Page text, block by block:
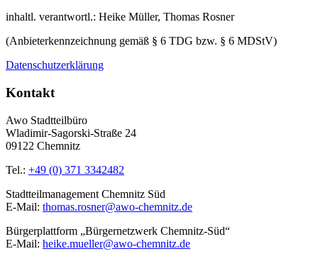
inhaltl. verantwortl.: Heike Müller, Thomas Rosner
(Anbieterkennzeichnung gemäß § 6 TDG bzw. § 6 MDStV)
Datenschutzerklärung
Kontakt
Awo Stadtteilbüro
Wladimir-Sagorski-Straße 24
09122 Chemnitz
Tel.: +49 (0) 371 3342482
Stadtteilmanagement Chemnitz Süd
E-Mail: thomas.rosner@awo-chemnitz.de
Bürgerplattform „Bürgernetzwerk Chemnitz-Süd“
E-Mail: heike.mueller@awo-chemnitz.de